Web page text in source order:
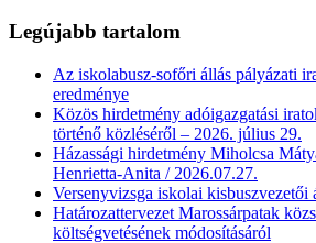
Legújabb tartalom
Az iskolabusz-sofőri állás pályázati
eredménye
Közös hirdetmény adóigazgatási
történő közléséről – 2026. július 29.
Házassági hirdetmény Miholcsa
Henrietta-Anita / 2026.07.27.
Versenyvizsga iskolai kisbuszvezetői
Határozattervezet Marossárpatak
költségvetésének módosításáról